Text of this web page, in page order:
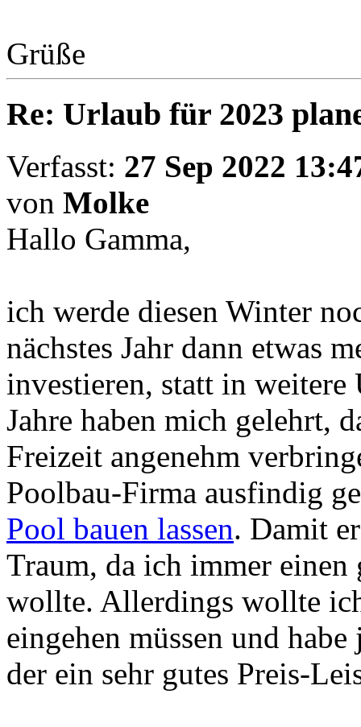
Grüße
Re: Urlaub für 2023
Verfasst: 27 Sep 2022
von Molke
Hallo Gamma,
ich werde diesen Winter
nächstes Jahr dann etwas
investieren, statt in
Jahre haben mich gelehrt,
Freizeit angenehm
Poolbau-Firma ausfindig
Pool bauen lassen. Damit
Traum, da ich immer
wollte. Allerdings wollte
eingehen müssen und
der ein sehr gutes Preis-